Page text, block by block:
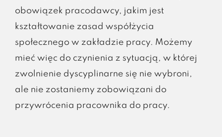
obowiązek pracodawcy, jakim jest
kształtowanie zasad współżycia
społecznego w zakładzie pracy. Możemy
mieć więc do czynienia z sytuacją, w której
zwolnienie dyscyplinarne się nie wybroni,
ale nie zostaniemy zobowiązani do
przywrócenia pracownika do pracy.